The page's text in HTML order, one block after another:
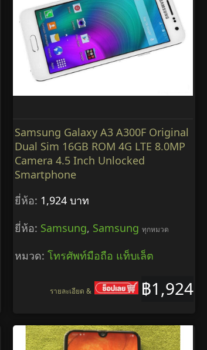
Samsung Galaxy A3 A300F Original
Dual Sim 16GB ROM 4G LTE 8.0MP
Camera 4.5 Inch Unlocked
Smartphone
ยี่ห้อ: 1,924 บาท
ยี่ห้อ: Samsung, Samsung ทุกหมวด
หมวด: โทรศัพท์มือถือ แท็บเล็ต
฿1,924
รายละเอียด &